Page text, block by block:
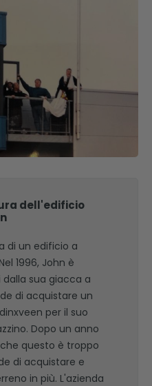
dell'edificio
di un edificio a
1996, John è
sua giacca a
di acquistare un
per il suo
Dopo un anno
questo è troppo
di acquistare e
in più. L'azienda